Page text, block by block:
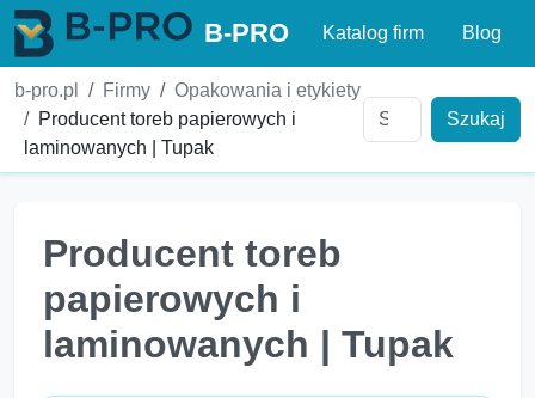
B-PRO Katalog firm Blog
b-pro.pl Firmy
Opakowania i etykiety
Producent toreb papierowych i
laminowanych | Tupak
Szukaj
Producent toreb
papierowych i
laminowanych | Tupak